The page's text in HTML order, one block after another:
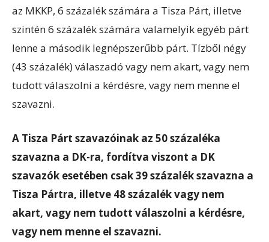
az MKKP, 6 százalék számára a Tisza Párt, illetve
szintén 6 százalék számára valamelyik egyéb párt
lenne a második legnépszerűbb párt. Tízből négy
(43 százalék) válaszadó vagy nem akart, vagy nem
tudott válaszolni a kérdésre, vagy nem menne el
szavazni.
A Tisza Párt szavazóinak az 50 százaléka
szavazna a DK-ra, fordítva viszont a DK
szavazók esetében csak 39 százalék szavazna a
Tisza Pártra, illetve 48 százalék vagy nem
akart, vagy nem tudott válaszolni a kérdésre,
vagy nem menne el szavazni.